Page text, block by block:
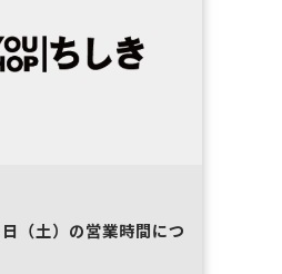
（土）の営業時間につ